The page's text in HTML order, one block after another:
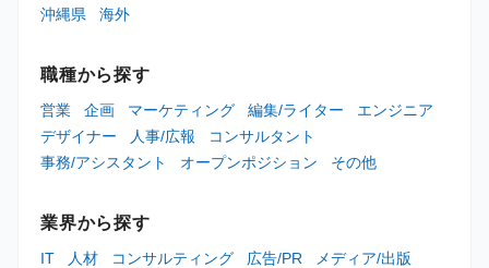
沖縄県 海外
職種から探す
営業 企画 マーケティング 編集/ライター
エンジニア
デザイナー
人事/広報
コンサルタント
事務/アシスタント
オープンポジション その他
業界から探す
IT 人材 コンサルティング 広告/PR
メディア/出版